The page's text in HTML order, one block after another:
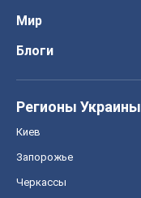
Мир
Блоги
Регионы Украины
Киев
Запорожье
Черкассы